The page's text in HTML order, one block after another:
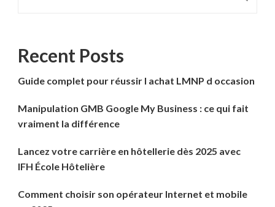
Recent Posts
Guide complet pour réussir l achat LMNP d occasion
Manipulation GMB Google My Business : ce qui fait
vraiment la différence
Lancez votre carrière en hôtellerie dès 2025 avec
IFH École Hôtelière
Comment choisir son opérateur Internet et mobile